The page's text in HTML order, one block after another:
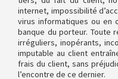
internet, impossibilité
virus informatiques ou en
banque du porteur. Toute
irréguliers, inopérants,
imputable au client
frais du client, sans
l’encontre de ce dernier.